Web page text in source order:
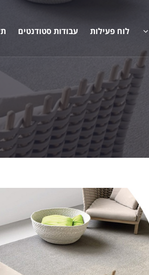
לוח פעילות עבודות סטודנטים